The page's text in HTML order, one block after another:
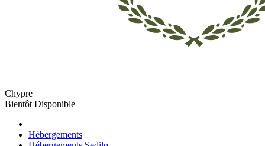
Chypre
Bientôt Disponible
Hébergements